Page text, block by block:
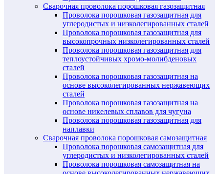
Сварочная проволока порошковая газозащитная
Проволока порошковая газозащитная для
углеродистых и низколегированных сталей
Проволока порошковая газозащитная для
высокопрочных низколегированных сталей
Проволока порошковая газозащитная для
теплоустойчивых хромо-молибденовых
сталей
Проволока порошковая газозащитная на
основе высоколегированных нержавеющих
сталей
Проволока порошковая газозащитная на
основе никелевых сплавов для чугуна
Проволока порошковая газозащитная для
наплавки
Сварочная проволока порошковая самозащитная
Проволока порошковая самозащитная для
углеродистых и низколегированных сталей
Проволока порошковая самозащитная на